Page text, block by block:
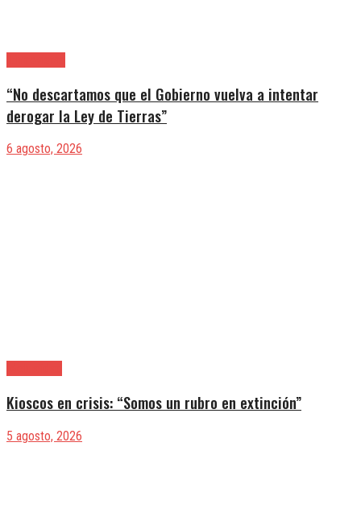
“No descartamos que el Gobierno vuelva a intentar
derogar la Ley de Tierras”
6 agosto, 2026
Kioscos en crisis: “Somos un rubro en extinción”
5 agosto, 2026